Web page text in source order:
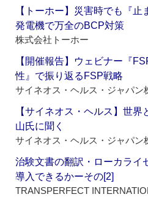
【トーホー】災害時でも『
発電機で万全のBCP対策
株式会社トーホー
【開催報告】ウェビナー『
性』で振り返るFSP戦略
サイネオス・ヘルス・ジャパン
【サイネオス・ヘルス】世
山氏に聞く
サイネオス・ヘルス・ジャパン
治験文書の翻訳・ローカライ
導入できるかーその[2]
TRANSPERFECT